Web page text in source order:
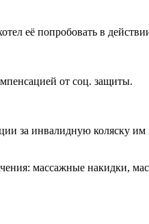
её попробовать в
от соц. защиты.
за инвалидную коляску им
массажные накидки,